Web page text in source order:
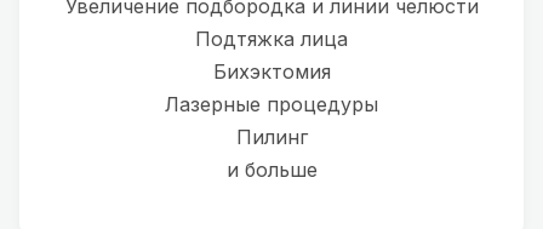
Увеличение подбородка и линии челюсти
Подтяжка лица
Бихэктомия
Лазерные процедуры
Пилинг
и больше